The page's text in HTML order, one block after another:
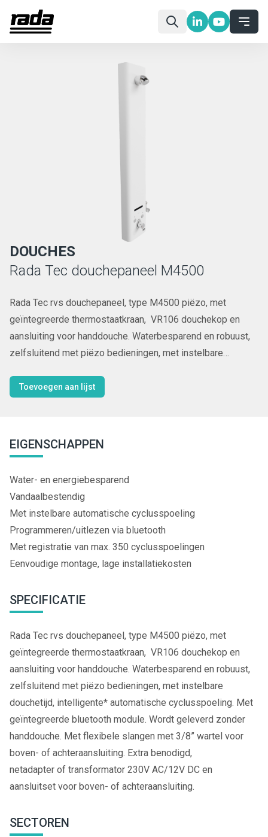
DOUCHES
Rada Tec douchepaneel M4500
Rada Tec rvs douchepaneel, type M4500 piëzo, met
geïntegreerde thermostaatkraan, VR106 douchekop en
aansluiting voor handdouche. Waterbesparend en robuust,
zelfsluitend met piëzo bedieningen, met instelbare
geïntegreerde bluetooth module.
Toevoegen aan lijst
EIGENSCHAPPEN
Water- en energiebesparend
Vandaalbestendig
Met instelbare automatische cyclusspoeling
Programmeren/uitlezen via bluetooth
Met registratie van max. 350 cyclusspoelingen
Eenvoudige montage, lage installatiekosten
SPECIFICATIE
Rada Tec rvs douchepaneel, type M4500 piëzo, met
geïntegreerde thermostaatkraan, VR106 douchekop en
aansluiting voor handdouche. Waterbesparend en robuust,
zelfsluitend met piëzo bedieningen, met instelbare
douchetijd, intelligente* automatische cyclusspoeling. Met
geïntegreerde bluetooth module. Wordt geleverd zonder
handdouche. Met flexibele slangen met 3/8” wartel voor
boven- of achteraansluiting. Extra benodigd,
netadapter of transformator 230V AC/12V DC en
aansluitset voor boven- of achteraansluiting.
SECTOREN